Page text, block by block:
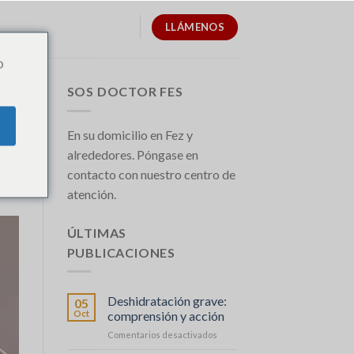
LLÁMENOS
SOS DOCTOR FES
En su domicilio en Fez y
alrededores. Póngase en
contacto con nuestro centro de
atención.
ÚLTIMAS
PUBLICACIONES
05
Oct
Deshidratación grave:
comprensión y acción
Comentarios desactivadosen